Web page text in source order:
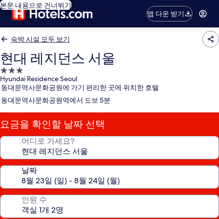
본문 내용으로 건너뛰기
앱 다운 받기
숙박 시설 모두 보기
현대 레지던스 서울
3.0
성
급
숙
박
시
설
Hyundai Residence Seoul
동대문역사문화공원에 가기 편리한 곳에 위치한 호텔
동대문역사문화공원역에서 도보 5분
요금을 확인할 날짜 선택
어디로 가세요?
날짜
인원 수